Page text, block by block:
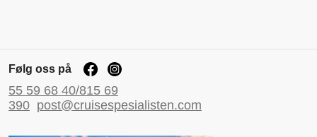
Følg oss på
55 59 68 40/815 69
390 post@cruisespesialisten.com